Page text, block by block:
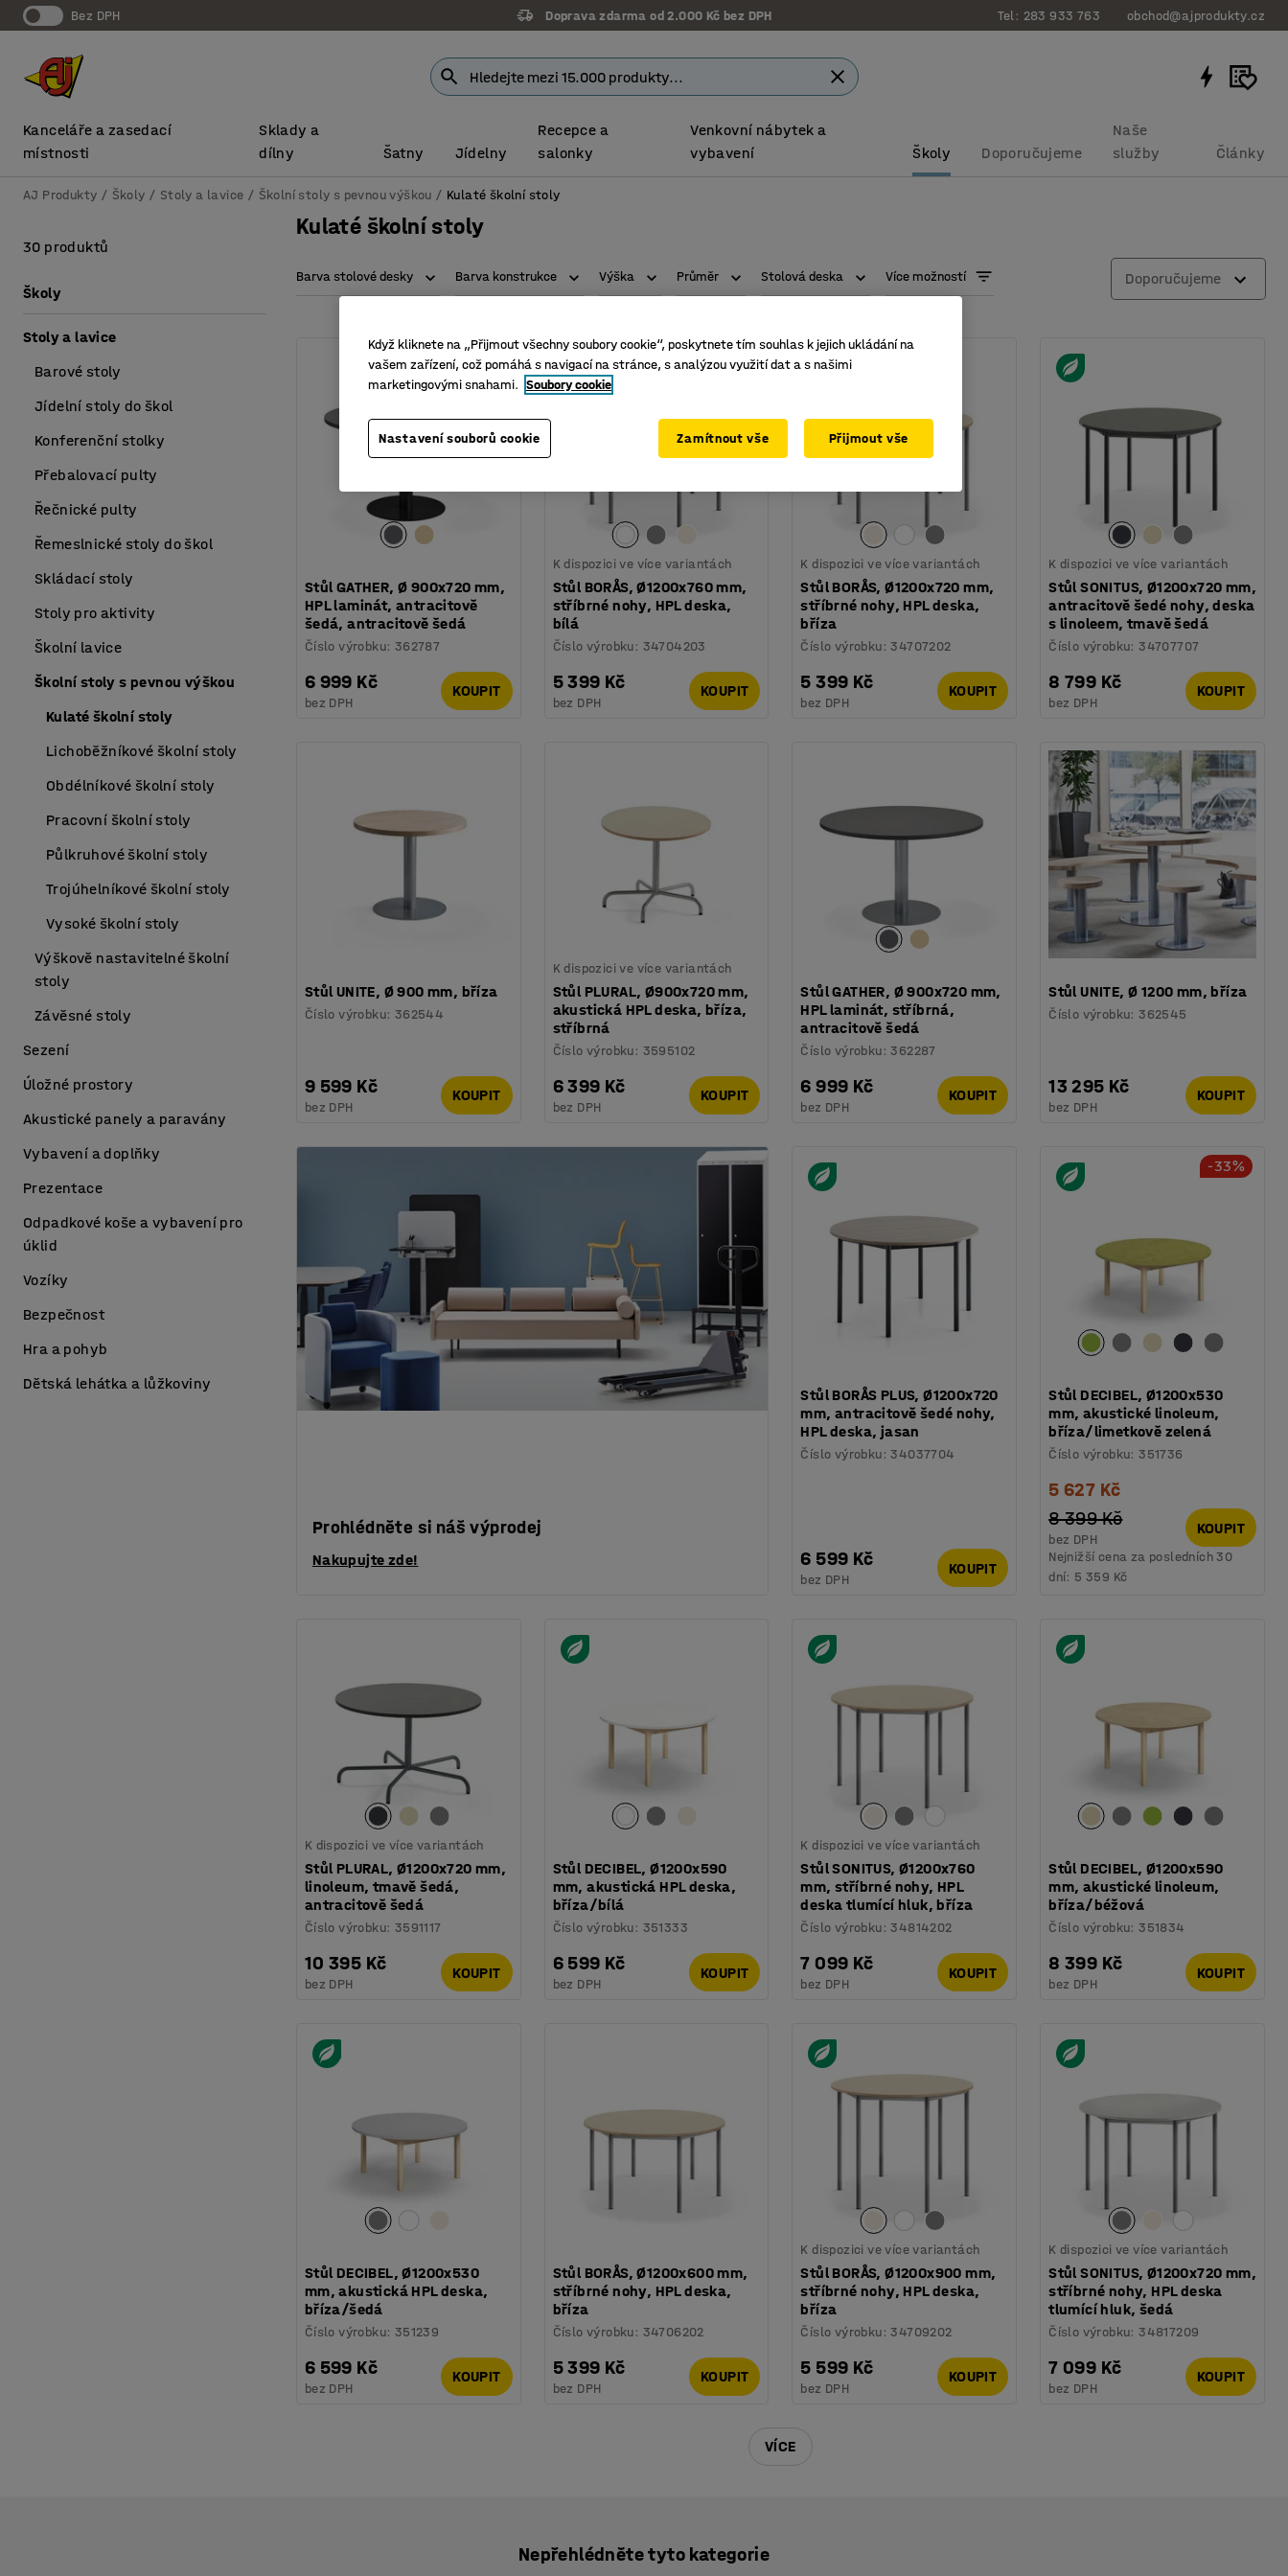
bez DPH Doprava zdarma od 2.000 Kč bez DPH Tel: 283 933 763 obchod@ajprodukty.cz
Kanceláře a zasedací
místnosti
Sklady a
dílny
Šatny Jídelny
Recepce a
salonky
Venkovní nábytek a
vybavení
Školy Doporučujeme
Naše
služby
Články
AJ Produkty Školy Stoly a lavice Školní stoly s pevnou výškou Kulaté školní stoly
Kulaté školní stoly
Barva stolové desky Barva konstrukce Výška Průměr Stolová deska Více možností Doporučujeme
Stůl GATHER, Ø 900x720 mm,
HPL laminát, antracitově
šedá, antracitově šedá
Číslo výrobku: 362787
6 999 Kč
bez DPH
KOUPIT
K dispozici ve více variantách
Stůl BORÅS, Ø1200x760 mm,
stříbrné nohy, HPL deska,
bílá
Číslo výrobku: 34704203
5 399 Kč
bez DPH
KOUPIT
K dispozici ve více variantách
Stůl BORÅS, Ø1200x720 mm,
stříbrné nohy, HPL deska,
bříza
Číslo výrobku:34707202
5 399 Kč
bez DPH
KOUPIT
K dispozici ve více variantách
Stůl SONITUS, Ø1200x720 mm,
antracitově šedé nohy, deska
s linoleem, tmavě šedá
Číslo výrobku:34707707
8 799 Kč
bez DPH
KOUPIT
Stůl UNITE, Ø 900 mm, bříza
Číslo výrobku: 362544
9 599 Kč
bez DPH
KOUPIT
K dispozici ve více variantách
Stůl PLURAL, Ø900x720 mm,
akustická HPL deska, bříza,
stříbrná
Číslo výrobku: 3595102
6 399 Kč
bez DPH
KOUPIT
Stůl GATHER, Ø 900x720 mm,
HPL laminát, stříbrná,
antracitově šedá
Číslo výrobku:362287
6 999 Kč
bez DPH
KOUPIT
Stůl UNITE, Ø 1200 mm, bříza
Číslo výrobku:362545
13 295 Kč
bez DPH
KOUPIT
Prohlédněte si náš výprodej
Nakupujte zde!
Stůl BORÅS PLUS, Ø1200x720
mm, antracitově šedé nohy,
HPL deska, jasan
Číslo výrobku:34037704
6 599 Kč
bez DPH
KOUPIT
-33%
Stůl DECIBEL, Ø1200x530
mm, akustické linoleum,
bříza/limetkově zelená
Číslo výrobku:351736
5 627 Kč
8 399 Kč
bez DPH
KOUPIT
Nejnižší cena za posledních 30
dní: 5 359 Kč
K dispozici ve více variantách
Stůl PLURAL, Ø1200x720 mm,
linoleum, tmavě šedá,
antracitově šedá
Číslo výrobku: 3591117
10 395 Kč
bez DPH
KOUPIT
Stůl DECIBEL, Ø1200x590
mm, akustická HPL deska,
bříza/bílá
Číslo výrobku: 351333
6 599 Kč
bez DPH
KOUPIT
K dispozici ve více variantách
Stůl SONITUS, Ø1200x760
mm, stříbrné nohy, HPL
deska tlumící hluk, bříza
Číslo výrobku:34814202
7 099 Kč
bez DPH
KOUPIT
Stůl DECIBEL, Ø1200x590
mm, akustické linoleum,
bříza/béžová
Číslo výrobku:351834
8 399 Kč
bez DPH
KOUPIT
Stůl DECIBEL, Ø1200x530
mm, akustická HPL deska,
bříza/šedá
Číslo výrobku: 351239
6 599 Kč
bez DPH
KOUPIT
Stůl BORÅS, Ø1200x600 mm,
stříbrné nohy, HPL deska,
bříza
Číslo výrobku: 34706202
5 399 Kč
bez DPH
KOUPIT
K dispozici ve více variantách
Stůl BORÅS, Ø1200x900 mm,
stříbrné nohy, HPL deska,
bříza
Číslo výrobku:34709202
5 599 Kč
bez DPH
KOUPIT
K dispozici ve více variantách
Stůl SONITUS, Ø1200x720 mm,
stříbrné nohy, HPL deska
tlumící hluk, šedá
Číslo výrobku:34817209
7 099 Kč
bez DPH
KOUPIT
VÍCE
30 produktů
Školy
Stoly a lavice
Barové stoly
Jídelní stoly do škol
Konferenční stolky
Přebalovací pulty
Řečnické pulty
Řemeslnické stoly do škol
Skládací stoly
Stoly pro aktivity
Školní lavice
Školní stoly s pevnou výškou
Kulaté školní stoly
Lichoběžníkové školní stoly
Obdélníkové školní stoly
Pracovní školní stoly
Půlkruhové školní stoly
Trojúhelníkové školní stoly
Vysoké školní stoly
Výškově nastavitelné školní
stoly
Závěsné stoly
Sezení
Úložné prostory
Akustické panely a paravány
Vybavení a doplňky
Prezentace
Odpadkové koše a vybavení pro
úklid
Vozíky
Bezpečnost
Hra a pohyb
Dětská lehátka a lůžkoviny
Nepřehlédněte tyto kategorie
Když kliknete na „Přijmout všechny soubory cookie“, poskytnete tím souhlas k jejich ukládání na
vašem zařízení, což pomáhá s navigací na stránce, s analýzou využití dat a s našimi
marketingovými snahami. Soubory cookie
Nastavení souborů cookie Zamítnout vše Přijmout vše